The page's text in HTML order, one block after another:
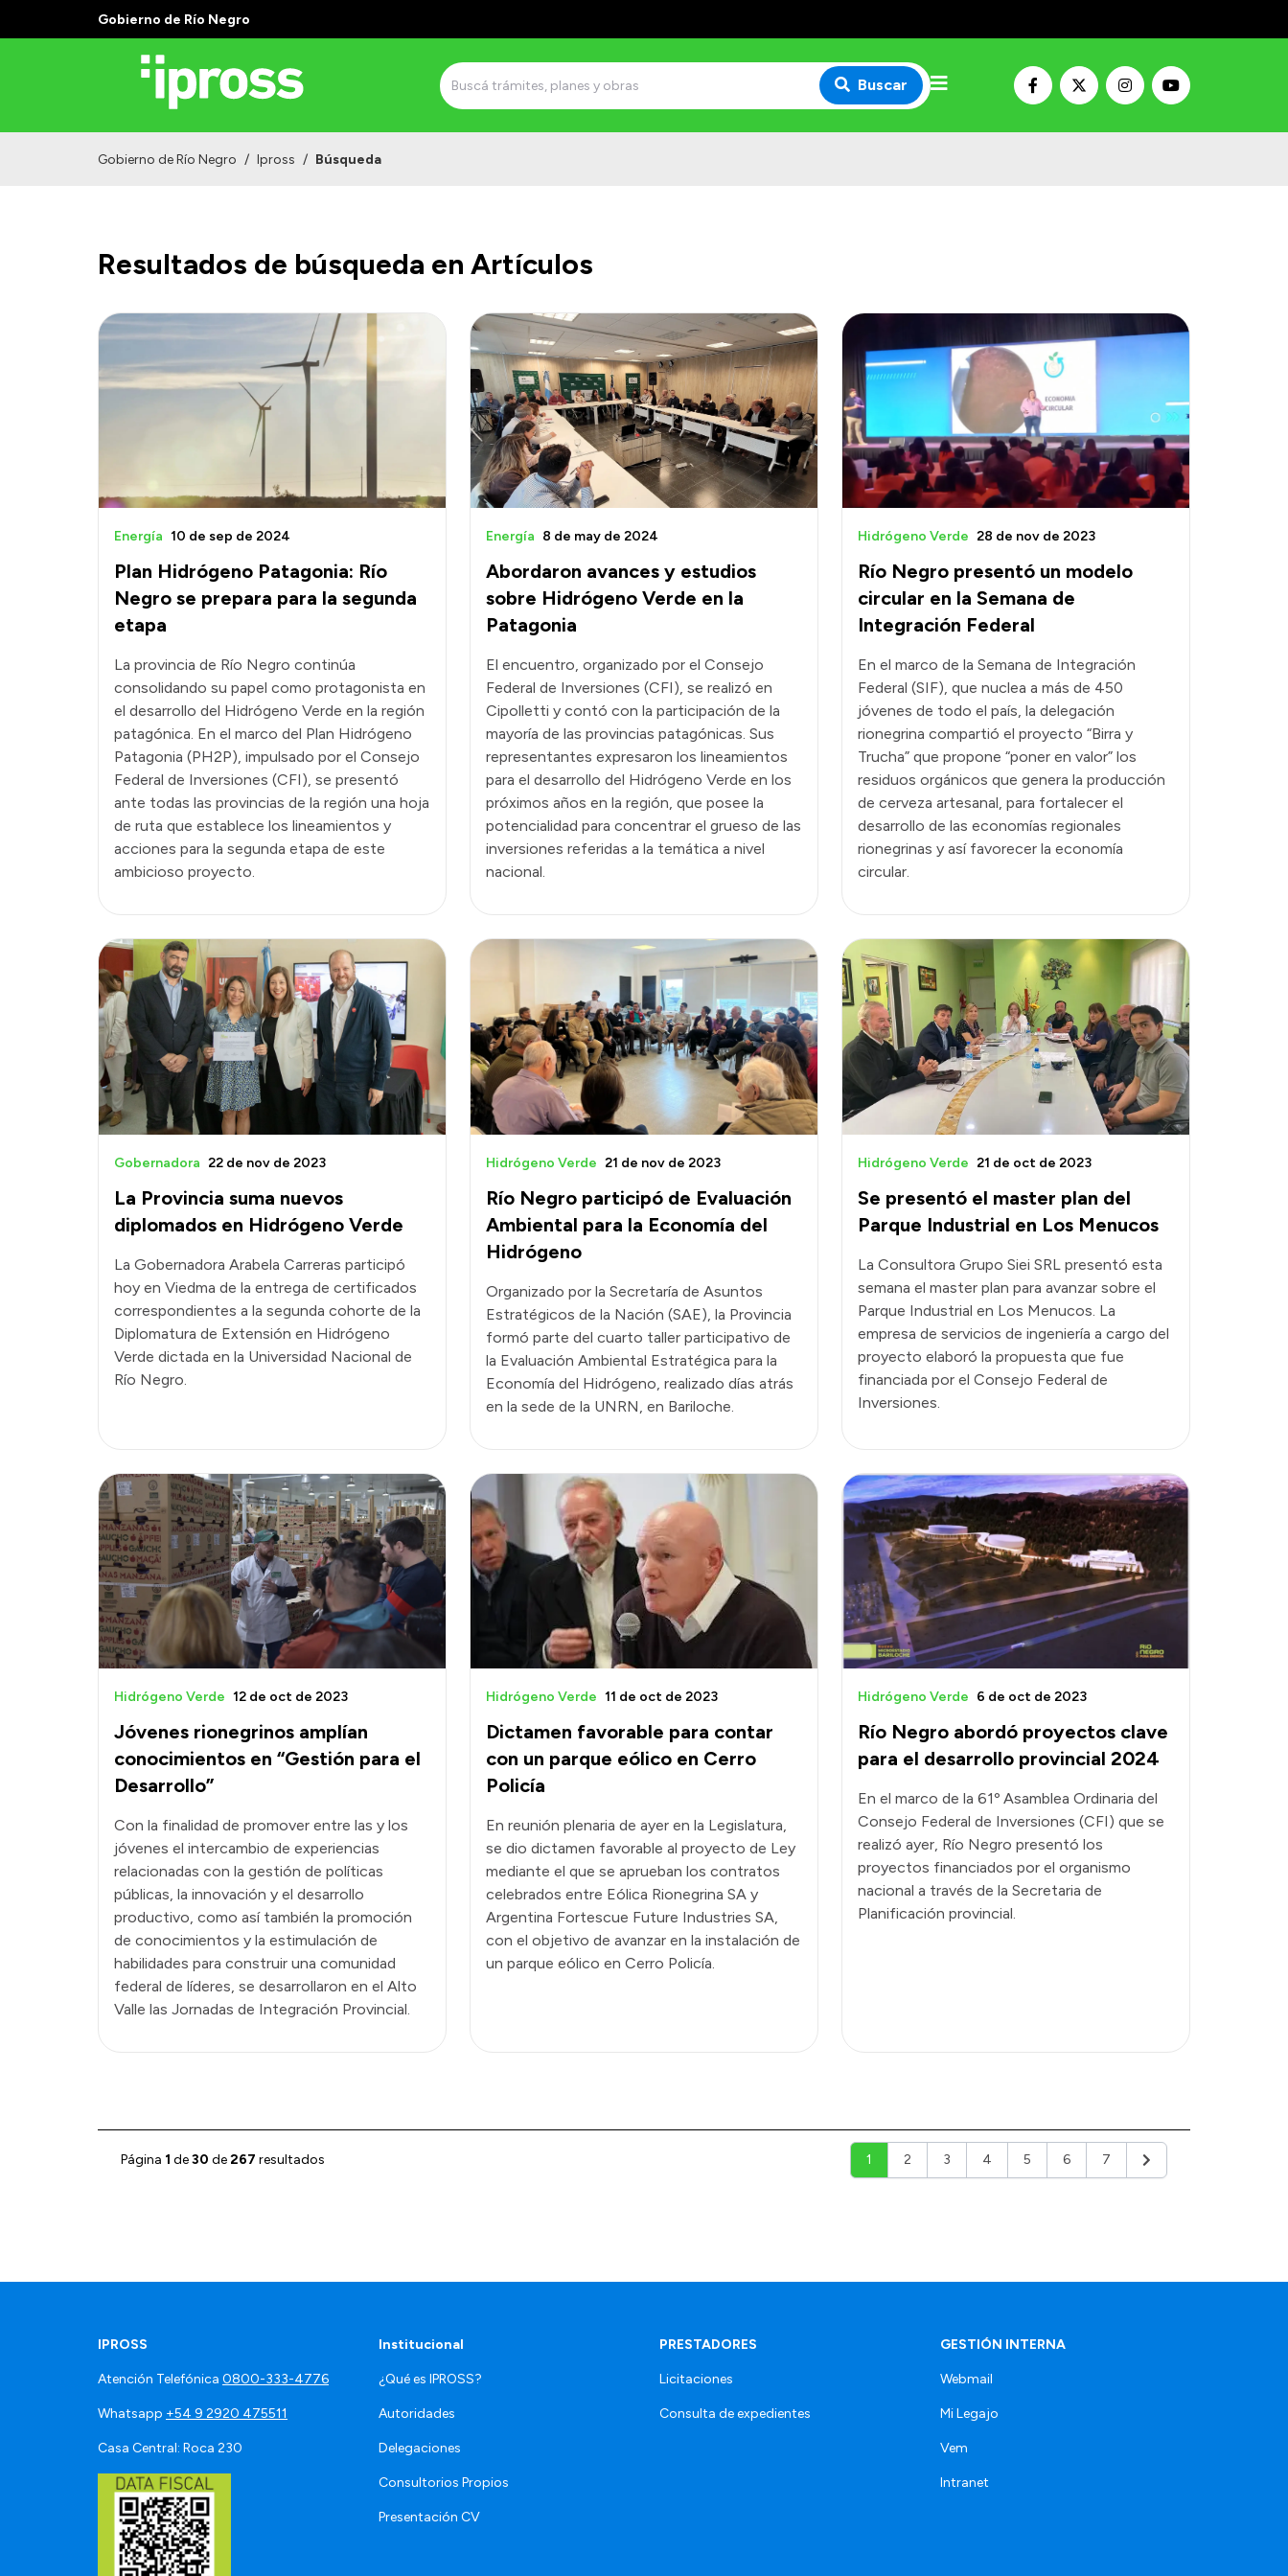
Gobierno de Río Negro
Buscar
Gobierno de Río Negro / Ipross / Búsqueda
Resultados de búsqueda en Artículos
Plan Hidrógeno Patagonia: Río
Negro se prepara para la segunda
etapa
Energía 10 de sep de 2024
La provincia de Río Negro continúa
consolidando su papel como protagonista en
el desarrollo del Hidrógeno Verde en la región
patagónica. En el marco del Plan Hidrógeno
Patagonia (PH2P), impulsado por el Consejo
Federal de Inversiones (CFI), se presentó
ante todas las provincias de la región una hoja
de ruta que establece los lineamientos y
acciones para la segunda etapa de este
ambicioso proyecto.
Abordaron avances y estudios
sobre Hidrógeno Verde en la
Patagonia
Energía 8 de may de 2024
El encuentro, organizado por el Consejo
Federal de Inversiones (CFI), se realizó en
Cipolletti y contó con la participación de la
mayoría de las provincias patagónicas. Sus
representantes expresaron los lineamientos
para el desarrollo del Hidrógeno Verde en los
próximos años en la región, que posee la
potencialidad para concentrar el grueso de las
inversiones referidas a la temática a nivel
nacional.
Río Negro presentó un modelo
circular en la Semana de
Integración Federal
Hidrógeno Verde 28 de nov de 2023
En el marco de la Semana de Integración
Federal (SIF), que nuclea a más de 450
jóvenes de todo el país, la delegación
rionegrina compartió el proyecto “Birra y
Trucha” que propone “poner en valor” los
residuos orgánicos que genera la producción
de cerveza artesanal, para fortalecer el
desarrollo de las economías regionales
rionegrinas y así favorecer la economía
circular.
La Provincia suma nuevos
diplomados en Hidrógeno Verde
Gobernadora 22 de nov de 2023
La Gobernadora Arabela Carreras participó
hoy en Viedma de la entrega de certificados
correspondientes a la segunda cohorte de la
Diplomatura de Extensión en Hidrógeno
Verde dictada en la Universidad Nacional de
Río Negro.
Río Negro participó de Evaluación
Ambiental para la Economía del
Hidrógeno
Hidrógeno Verde 21 de nov de 2023
Organizado por la Secretaría de Asuntos
Estratégicos de la Nación (SAE), la Provincia
formó parte del cuarto taller participativo de
la Evaluación Ambiental Estratégica para la
Economía del Hidrógeno, realizado días atrás
en la sede de la UNRN, en Bariloche.
Se presentó el master plan del
Parque Industrial en Los Menucos
Hidrógeno Verde 21 de oct de 2023
La Consultora Grupo Siei SRL presentó esta
semana el master plan para avanzar sobre el
Parque Industrial en Los Menucos. La
empresa de servicios de ingeniería a cargo del
proyecto elaboró la propuesta que fue
financiada por el Consejo Federal de
Inversiones.
Jóvenes rionegrinos amplían
conocimientos en “Gestión para el
Desarrollo”
Hidrógeno Verde 12 de oct de 2023
Con la finalidad de promover entre las y los
jóvenes el intercambio de experiencias
relacionadas con la gestión de políticas
públicas, la innovación y el desarrollo
productivo, como así también la promoción
de conocimientos y la estimulación de
habilidades para construir una comunidad
federal de líderes, se desarrollaron en el Alto
Valle las Jornadas de Integración Provincial.
Dictamen favorable para contar
con un parque eólico en Cerro
Policía
Hidrógeno Verde 11 de oct de 2023
En reunión plenaria de ayer en la Legislatura,
se dio dictamen favorable al proyecto de Ley
mediante el que se aprueban los contratos
celebrados entre Eólica Rionegrina SA y
Argentina Fortescue Future Industries SA,
con el objetivo de avanzar en la instalación de
un parque eólico en Cerro Policía.
Río Negro abordó proyectos clave
para el desarrollo provincial 2024
Hidrógeno Verde 6 de oct de 2023
En el marco de la 61º Asamblea Ordinaria del
Consejo Federal de Inversiones (CFI) que se
realizó ayer, Río Negro presentó los
proyectos financiados por el organismo
nacional a través de la Secretaria de
Planificación provincial.
Página 1 de30 de267 resultados 1 2 3 4 5 6 7 Siguiente
IPROSS
Atención Telefónica 0800-333-4776
Whatsapp +54 9 2920 475511
Casa Central: Roca 230
Institucional
¿Qué es IPROSS?
Autoridades
Delegaciones
Consultorios Propios
Presentación CV
PRESTADORES
Licitaciones
Consulta de expedientes
GESTIÓN INTERNA
Webmail
Mi Legajo
Vem
Intranet